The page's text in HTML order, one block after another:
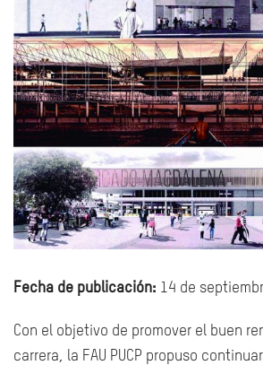
Fecha de publicación: 14 de
Con el objetivo de promover el buen
carrera, la FAU PUCP propuso